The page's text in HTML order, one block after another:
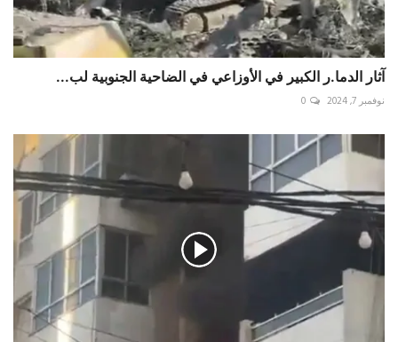
آثار الدما.ر الكبير في الأوزاعي في الضاحية الجنوبية لب...
نوفمبر 7, 2024 0